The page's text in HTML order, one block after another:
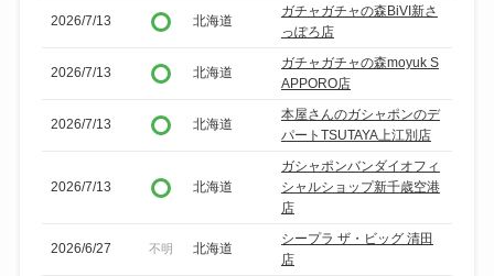
2026/7/13 北海道
ガチャガチャの森BiVI新さ
っぽろ店
2026/7/13 北海道
ガチャガチャの森moyuk S
APPORO店
2026/7/13 北海道
本屋さんのガシャポンのデ
パートTSUTAYA上江別店
2026/7/13 北海道
ガシャポンバンダイオフィ
シャルショップ新千歳空港
店
2026/6/27 不明 北海道
シープラ ザ・ビッグ 清田
店